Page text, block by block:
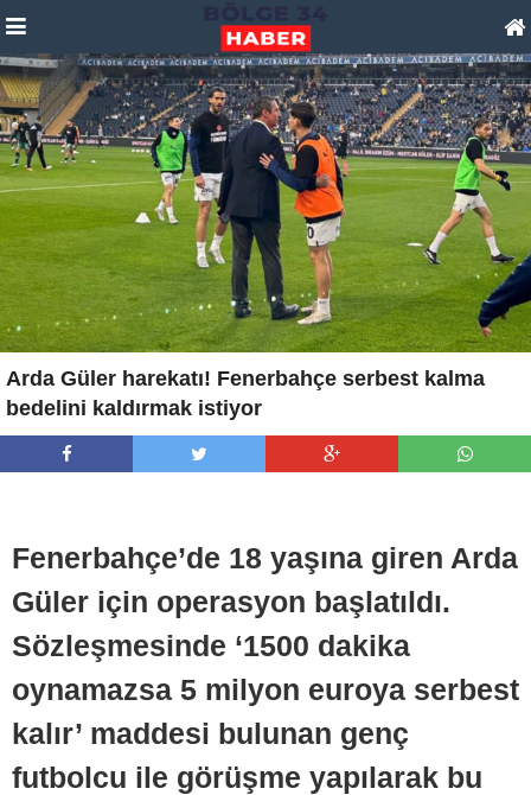
Arda Güler harekatı! Fenerbahçe serbest kalma
bedelini kaldırmak istiyor
Fenerbahçe’de 18 yaşına giren Arda
Güler için operasyon başlatıldı.
Sözleşmesinde ‘1500 dakika
oynamazsa 5 milyon euroya serbest
kalır’ maddesi bulunan genç
futbolcu ile görüşme yapılarak bu